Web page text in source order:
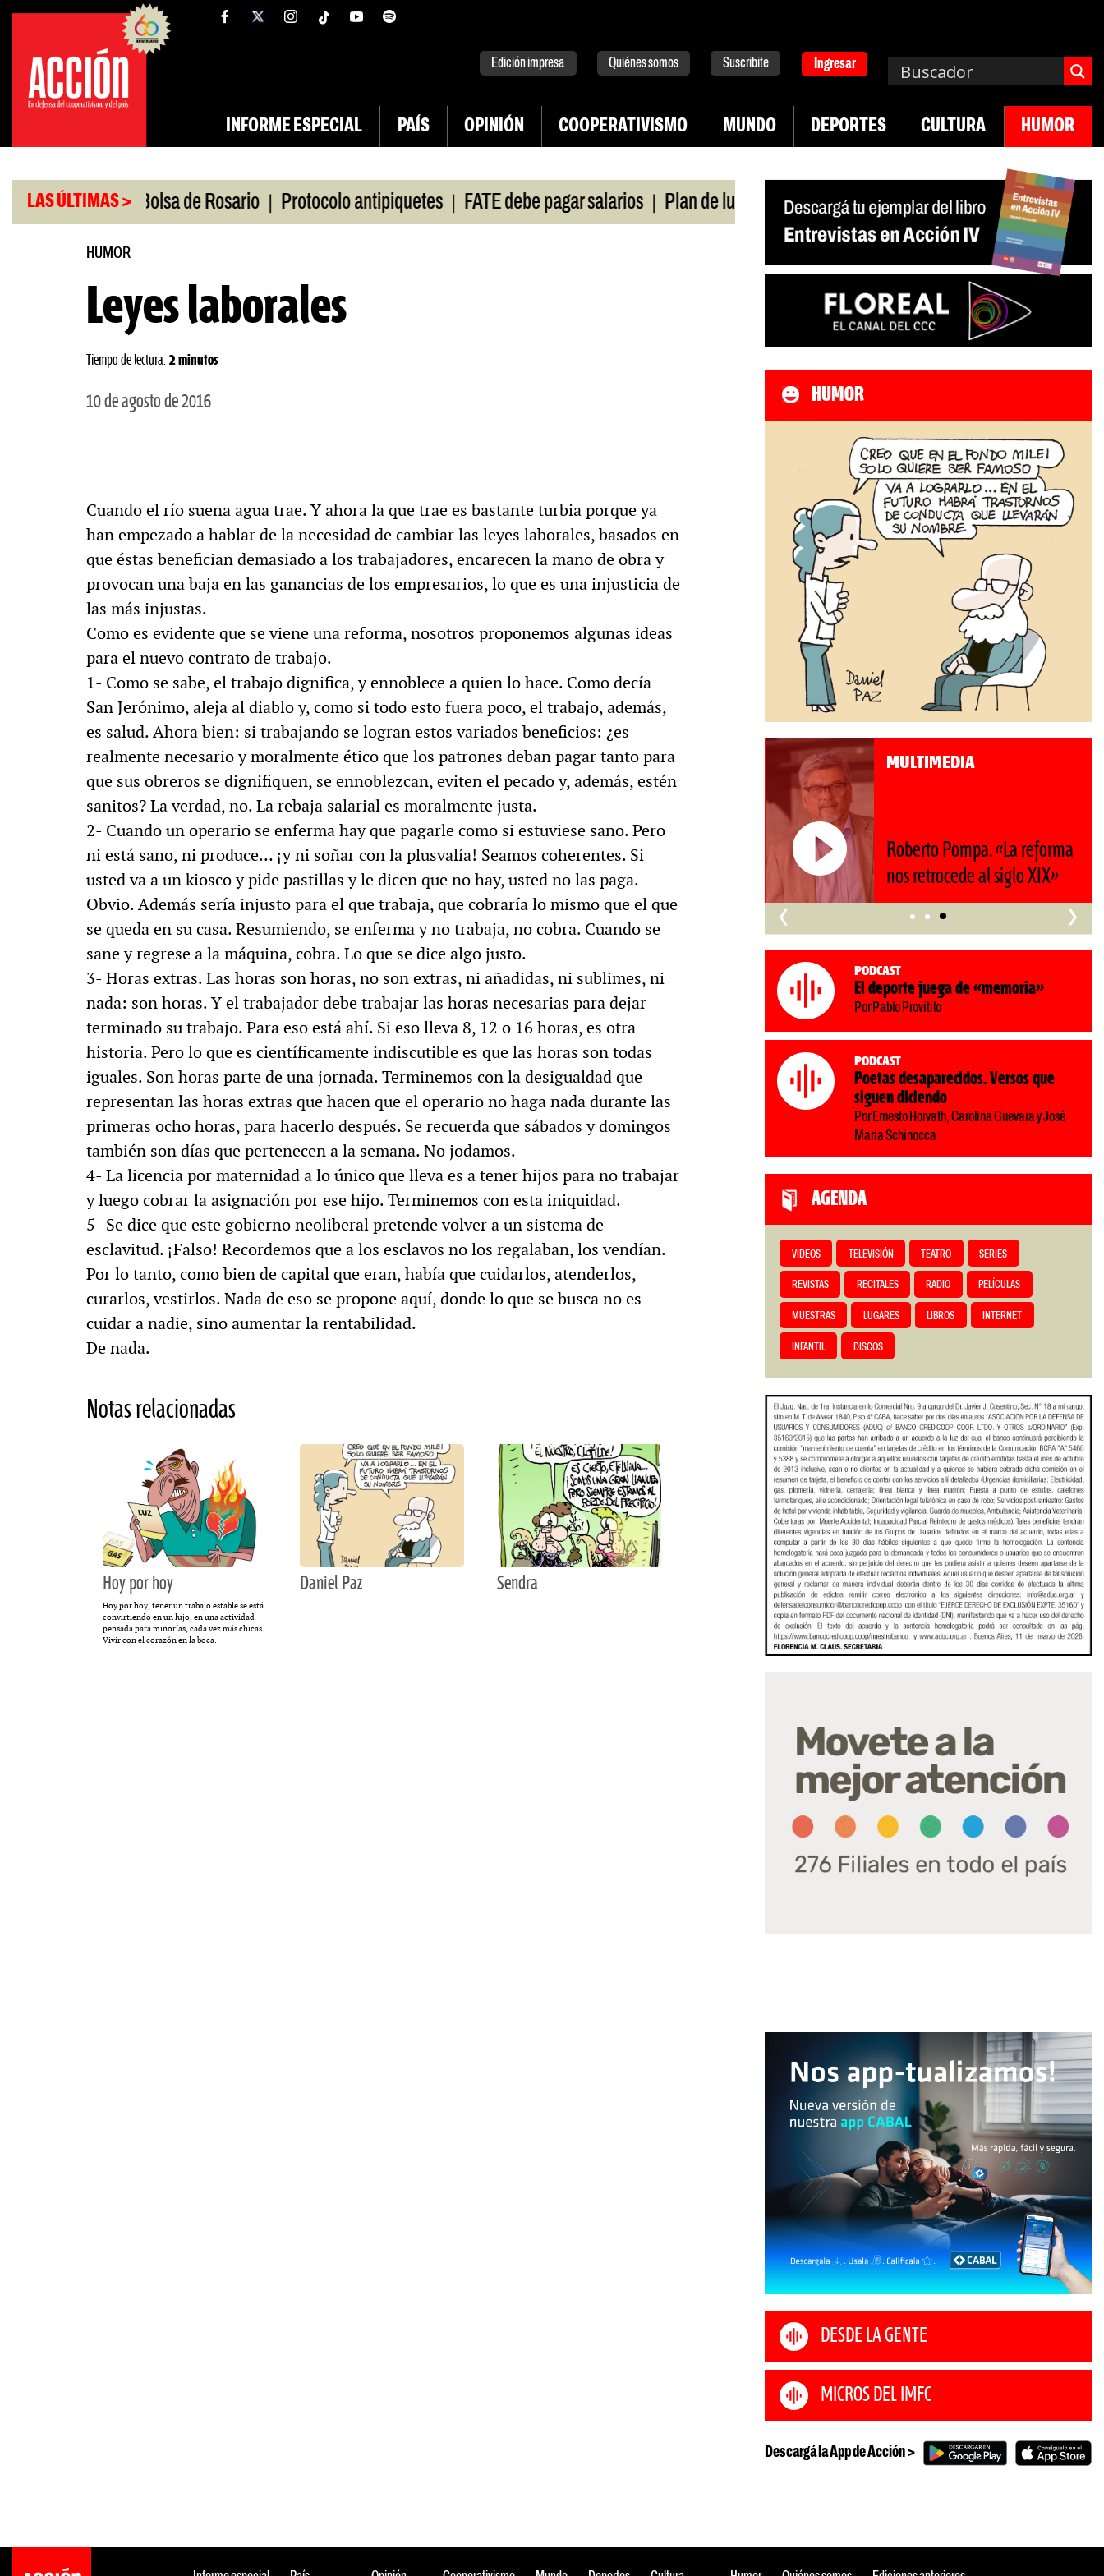
Saltar
contenido
facebooktwitterinstagram
Edición impresa Quiénes somos Suscribite Ingresar
INFORME ESPECIAL PAÍS OPINIÓN COOPERATIVISMO MUNDO DEPORTES CULTURA HUMOR
LAS ÚLTIMAS >
Caputo en la Bolsa de Rosario | Protocolo antipiquetes | FATE debe pagar salarios | Plan de lucha de UTEP | Exportaciones del agro Crece venta
HUMOR
Leyes laborales
Tiempo de lectura: 2 minutos
10 de agosto de 2016
Cuando el río suena agua trae. Y ahora la que trae es bastante turbia porque ya
han empezado a hablar de la necesidad de cambiar las leyes laborales, basados en
que éstas benefician demasiado a los trabajadores, encarecen la mano de obra y
provocan una baja en las ganancias de los empresarios, lo que es una injusticia de
las más injustas.
Como es evidente que se viene una reforma, nosotros proponemos algunas ideas
para el nuevo contrato de trabajo.
1- Como se sabe, el trabajo dignifica, y ennoblece a quien lo hace. Como decía
San Jerónimo, aleja al diablo y, como si todo esto fuera poco, el trabajo, además,
es salud. Ahora bien: si trabajando se logran estos variados beneficios: ¿es
realmente necesario y moralmente ético que los patrones deban pagar tanto para
que sus obreros se dignifiquen, se ennoblezcan, eviten el pecado y, además, estén
sanitos? La verdad, no. La rebaja salarial es moralmente justa.
2- Cuando un operario se enferma hay que pagarle como si estuviese sano. Pero
ni está sano, ni produce… ¡y ni soñar con la plusvalía! Seamos coherentes. Si
usted va a un kiosco y pide pastillas y le dicen que no hay, usted no las paga.
Obvio. Además sería injusto para el que trabaja, que cobraría lo mismo que el que
se queda en su casa. Resumiendo, se enferma y no trabaja, no cobra. Cuando se
sane y regrese a la máquina, cobra. Lo que se dice algo justo.
3- Horas extras. Las horas son horas, no son extras, ni añadidas, ni sublimes, ni
nada: son horas. Y el trabajador debe trabajar las horas necesarias para dejar
terminado su trabajo. Para eso está ahí. Si eso lleva 8, 12 o 16 horas, es otra
historia. Pero lo que es científicamente indiscutible es que las horas son todas
iguales. Son horas parte de una jornada. Terminemos con la desigualdad que
representan las horas extras que hacen que el operario no haga nada durante las
primeras ocho horas, para hacerlo después. Se recuerda que sábados y domingos
también son días que pertenecen a la semana. No jodamos.
4- La licencia por maternidad a lo único que lleva es a tener hijos para no trabajar
y luego cobrar la asignación por ese hijo. Terminemos con esta iniquidad.
5- Se dice que este gobierno neoliberal pretende volver a un sistema de
esclavitud. ¡Falso! Recordemos que a los esclavos no los regalaban, los vendían.
Por lo tanto, como bien de capital que eran, había que cuidarlos, atenderlos,
curarlos, vestirlos. Nada de eso se propone aquí, donde lo que se busca no es
cuidar a nadie, sino aumentar la rentabilidad.
De nada.
Notas relacionadas
Hoy por hoy
Hoy por hoy, tener un trabajo estable se está
convirtiendo en un lujo, en una actividad
pensada para minorías, cada vez más chicas.
Vivir con el corazón en la boca.
Daniel Paz Sendra
HUMOR
«La reforma
MULTIMEDIA
60º aniversario de Acción.
Periodismo con historia
MULTIMEDIA
Rocambole. Imágenes
paganas
MULTIMEDIA
Roberto Pompa. «La reforma
nos retrocede al siglo XIX»
‹ ›
Podcast
El deporte juega de «memoria»
Por Pablo Provitilo
Podcast
Poetas desaparecidos. Versos que
siguen diciendo
Por Ernesto Horvath, Carolina Guevara y José
María Schinocca
AGENDA
VIDEOS TELEVISIÓN TEATRO SERIES
REVISTAS RECITALES RADIO PELÍCULAS
MUESTRAS LUGARES LIBROS INTERNET
INFANTIL DISCOS
DESDE LA GENTE
MICROS DEL IMFC
Descargá la App de Acción >